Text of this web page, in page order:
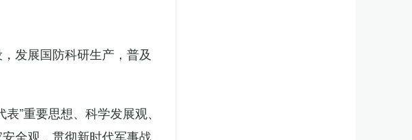
发展国防科研生产，普及
”重要思想、科学发展观、
全观，贯彻新时代军事战